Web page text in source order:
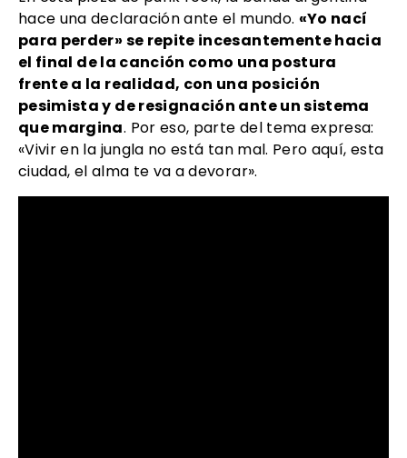
hace una declaración ante el mundo. «Yo nací
para perder» se repite incesantemente hacia
el final de la canción como una postura
frente a la realidad, con una posición
pesimista y de resignación ante un sistema
que margina. Por eso, parte del tema expresa:
«Vivir en la jungla no está tan mal. Pero aquí, esta
ciudad, el alma te va a devorar».